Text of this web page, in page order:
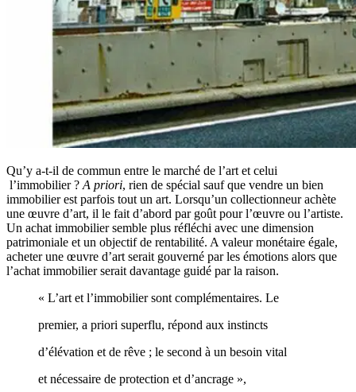
Qu’y a-t-il de commun entre le marché de l’art et celui
l’immobilier ? A priori, rien de spécial sauf que vendre un bien
immobilier est parfois tout un art. Lorsqu’un collectionneur achète
une œuvre d’art, il le fait d’abord par goût pour l’œuvre ou l’artiste.
Un achat immobilier semble plus réfléchi avec une dimension
patrimoniale et un objectif de rentabilité. A valeur monétaire égale,
acheter une œuvre d’art serait gouverné par les émotions alors que
l’achat immobilier serait davantage guidé par la raison.
« L’art et l’immobilier sont complémentaires. Le
premier, a priori superflu, répond aux instincts
d’élévation et de rêve ; le second à un besoin vital
et nécessaire de protection et d’ancrage »,